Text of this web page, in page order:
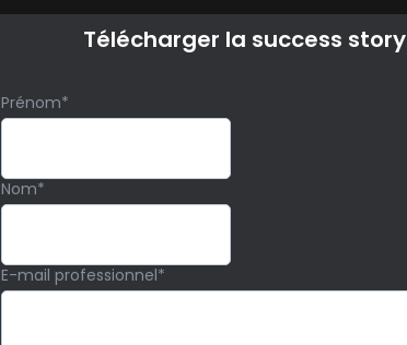
Télécharger la success story
Prénom*
Nom*
E-mail professionnel*